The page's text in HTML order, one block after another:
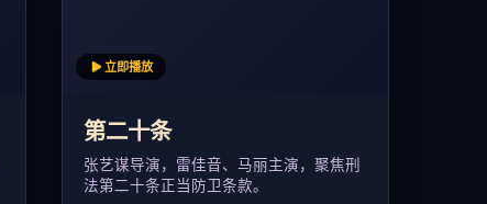
立即播放
第二十条
张艺谋导演，雷佳音、马丽主演，聚焦刑
法第二十条正当防卫条款。